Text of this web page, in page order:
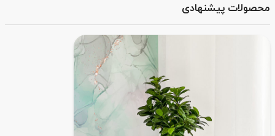
محصولات پیشنهادی